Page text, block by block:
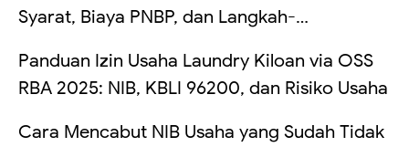
Syarat, Biaya PNBP, dan Langkah-
Panduan Izin Usaha Laundry Kiloan via OSS
RBA 2025: NIB, KBLI 96200, dan Risiko Usaha
Cara Mencabut NIB Usaha yang Sudah Tidak